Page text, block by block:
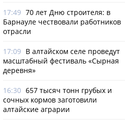
17:49 70 лет Дню строителя: в
Барнауле чествовали работников
отрасли
17:09 В алтайском селе проведут
масштабный фестиваль «Сырная
деревня»
16:30 657 тысяч тонн грубых и
сочных кормов заготовили
алтайские аграрии